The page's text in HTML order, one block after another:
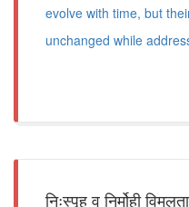
evolve with time, but
unchanged while
निःस्पृह व निर्मोही